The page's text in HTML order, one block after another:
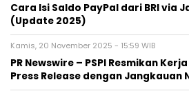
Cara Isi Saldo PayPal dari BRI via
(Update 2025)
Kamis, 20 November 2025 - 15:59 WIB
PR Newswire – PSPI Resmikan
Press Release dengan Jangkauan